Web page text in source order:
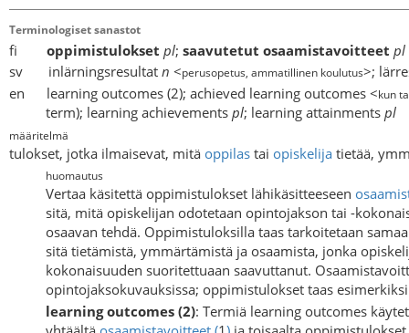
Terminologiset sanastot
fi oppimistulokset pl; saavutetut osaamistavoitteet pl
sv inlärningsresultat n <perusopetus, ammatillinen koulutus>;
en learning outcomes (2); achieved learning outcomes <kun
term); learning achievements pl; learning attainments pl
määritelmä
tulokset, jotka ilmaisevat, mitä oppilas tai opiskelija tietää,
huomautus
Vertaa käsitettä oppimistulokset lähikäsitteeseen
sitä, mitä opiskelijan odotetaan opintojakson tai -
osaavan tehdä. Oppimistuloksilla taas tarkoitetaan
sitä tietämistä, ymmärtämistä ja osaamista, jonka
kokonaisuuden suoritettuaan saavuttanut.
opintojaksokuvauksissa; oppimistulokset taas
learning outcomes (2): Termiä learning outcomes